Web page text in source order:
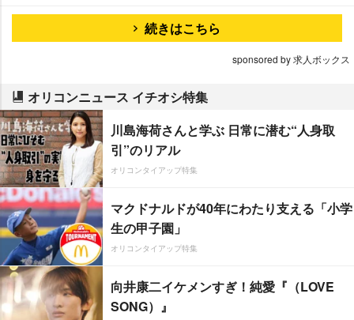
続きはこちら
sponsored by 求人ボックス
オリコンニュース イチオシ特集
川島海荷さんと学ぶ 日常に潜む“人身取
引”のリアル
オリコンタイアップ特集
マクドナルドが40年にわたり支える「小学
生の甲子園」
オリコンタイアップ特集
向井康二イケメンすぎ！純愛『（LOVE
SONG）』